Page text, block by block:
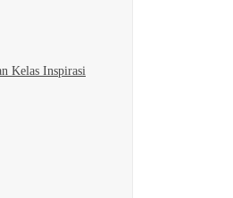
Kelas Inspirasi